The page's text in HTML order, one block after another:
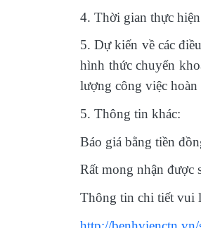
4. Thời gian thực
5. Dự kiến về các
hình thức chuyển
lượng công việc hoàn
5. Thông tin khác:
Báo giá bằng tiền
Rất mong nhận được
Thông tin chi tiết vui